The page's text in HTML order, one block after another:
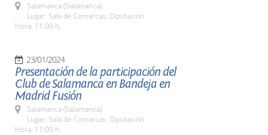
Salamanca (Salamanca)
Lugar: Sala de Comarcas. Diputación
Hora: 11:00 h.
23/01/2024
Presentación de la participación del
Club de Salamanca en Bandeja en
Madrid Fusión
Salamanca (Salamanca)
Lugar: Sala de Comarcas. Diputación
Hora: 11:00 h.